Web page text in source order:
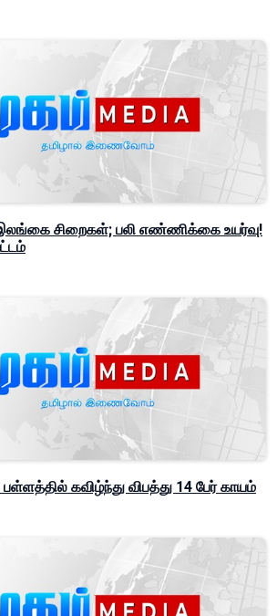
சிறைகள்; பலி எண்ணிக்கை உயர்வு!
கவிழ்ந்து விபத்து 14 பேர் காயம்